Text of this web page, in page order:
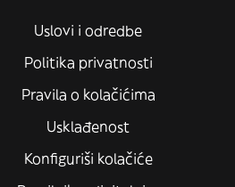
Uslovi i odredbe
Politika privatnosti
Pravila o kolačićima
Usklađenost
Konfiguriši kolačiće